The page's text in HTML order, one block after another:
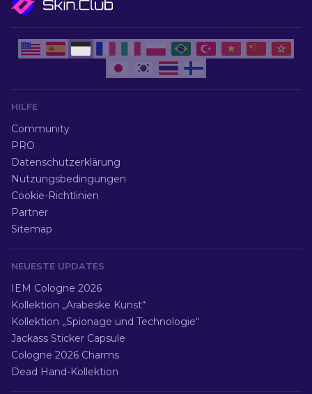
HILFE
Community
PRO
Datenschutzerklärung
Nutzungsbedingungen
Cookie-Richtlinien
Partner
Sitemap
NEUESTE UPDATES
IEM Cologne 2026
Kollektion „Arabeske Kunst“
Kollektion „Spionage und Technologie“
Jackass Sticker Capsule
Cologne 2026 Charms
Dead Hand-Kollektion